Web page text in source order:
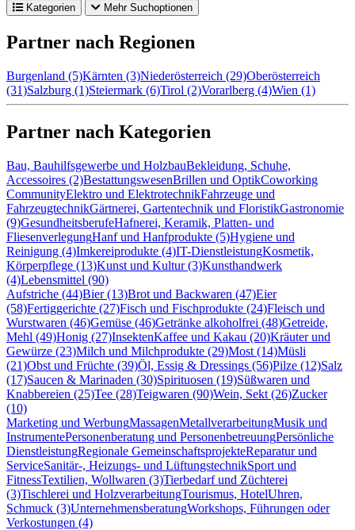
Kategorien Mehr Suchoptionen
Partner nach Regionen
Burgenland (5)Kärnten (3)Niederösterreich (29)Oberösterreich
(31)Salzburg (1)Steiermark (6)Tirol (2)Vorarlberg (4)Wien (1)
Partner nach Kategorien
Bau, Bauhilfsgewerbe und HolzbauBekleidung, Schuhe,
Accessoires (2)BestattungswesenBrillen und OptikCoworking
CommunityElektro und ElektrotechnikFahrzeuge und
FahrzeugtechnikGärtnerei, Gartentechnik und FloristikGastronomie
(9)GesundheitsberufeHafnerei, Keramik, Platten- und
FliesenverlegungHanf und Hanfprodukte (5)Hygiene und
Reinigung (4)Imkereiprodukte (4)IT-DienstleistungKosmetik,
Körperpflege (13)Kunst und Kultur (3)Kunsthandwerk
(4)Lebensmittel (90)
Aufstriche (44)Bier (13)Brot und Backwaren (47)Eier
(58)Fertiggerichte (27)Fisch und Fischprodukte (24)Fleisch und
Wurstwaren (46)Gemüse (46)Getränke alkoholfrei (48)Getreide,
Mehl (49)Honig (27)InsektenKaffee und Kakau (20)Kräuter und
Gewürze (23)Milch und Milchprodukte (29)Most (14)Müsli
(21)Obst und Früchte (39)Öl, Essig & Dressings (56)Pilze (12)Salz
(17)Saucen & Marinaden (30)Spirituosen (19)Süßwaren und
Knabbereien (25)Tee (28)Teigwaren (90)Wein, Sekt (26)Zucker
(10)
Marketing und WerbungMassagenMetallverarbeitungMusik und
InstrumentePersonenberatung und PersonenbetreuungPersönliche
DienstleistungRegionale GemeinschaftsprojekteReparatur und
ServiceSanitär-, Heizungs- und LüftungstechnikSport und
FitnessTextilien, Wollwaren (3)Tierbedarf und Züchterei
(3)Tischlerei und HolzverarbeitungTourismus, HotelUhren,
Schmuck (3)UnternehmensberatungWorkshops, Führungen oder
Verkostungen (4)